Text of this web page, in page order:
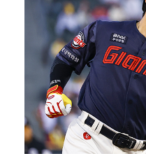
'1라운드 115위'